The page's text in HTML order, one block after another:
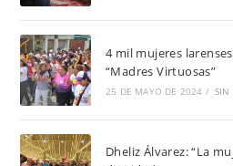
4 mil mujeres
“Madres Virtuosas”
25 DE MAYO DE 2024 / SIN
Dheliz Álvarez: “La